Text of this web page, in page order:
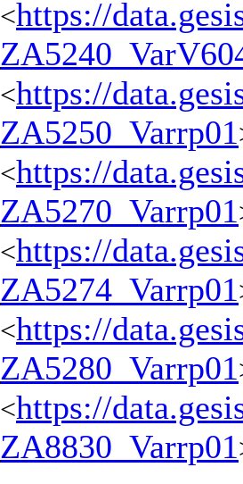
<https://
<https://
ZA5250_Varrp01
<https://
ZA5270_Varrp01
<https://
ZA5274_Varrp01
<https://
ZA5280_Varrp01
<https://
ZA8830_Varrp01